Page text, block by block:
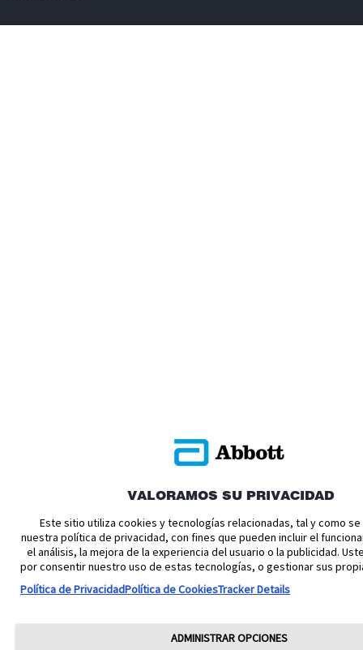
VALORAMOS SU PRIVACIDAD
Este sitio utiliza cookies y tecnologías relacionadas, tal y como
nuestra política de privacidad, con fines que pueden incluir el
el análisis, la mejora de la experiencia del usuario o la publicidad.
por consentir nuestro uso de estas tecnologías, o gestionar sus
Política de PrivacidadPolítica de CookiesTracker Details
ADMINISTRAR OPCIONES